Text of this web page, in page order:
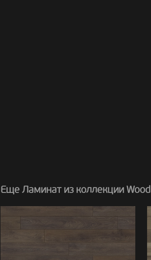
Еще Ламинат из коллекции Wood